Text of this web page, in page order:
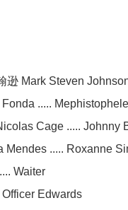
Mark Steven
nda .....
..... Johnny
..... Roxanne
Edwards